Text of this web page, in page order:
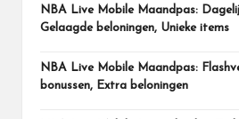
NBA Live Mobile Maandpas:
Gelaagde beloningen, Unieke items
NBA Live Mobile Maandpas:
bonussen, Extra beloningen